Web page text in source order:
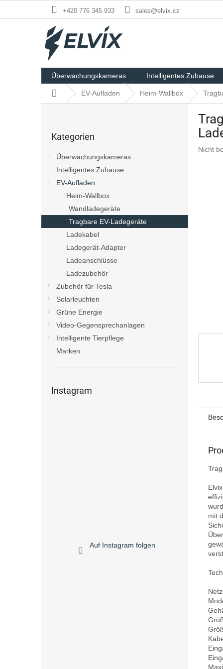
+420 776 345 933 sales@elvix.cz
Überwachungskameras Intelligentes Zuhause
StartseiteEV-Aufladen Heim-Wallbox
t
e
überspringen
Kategorien
Überwachungskameras
Intelligentes Zuhause
EV-Aufladen
Heim-Wallbox
Wandladegeräte
Tragbare EV-Ladegeräte
Ladekabel
Ladegerät-Adapter
Ladeanschlüsse
Ladezubehör
Zubehör für Tesla
Solarleuchten
Grüne Energie
Video-Gegensprechanlagen
Intelligente Tierpflege
Marken
Instagram
Auf Instagram folgen
Die
Nicht
mit